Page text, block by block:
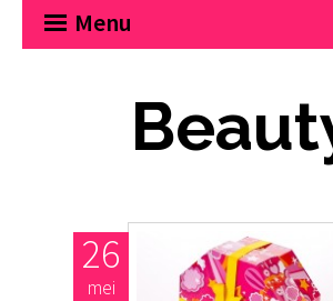
Menu
26
mei